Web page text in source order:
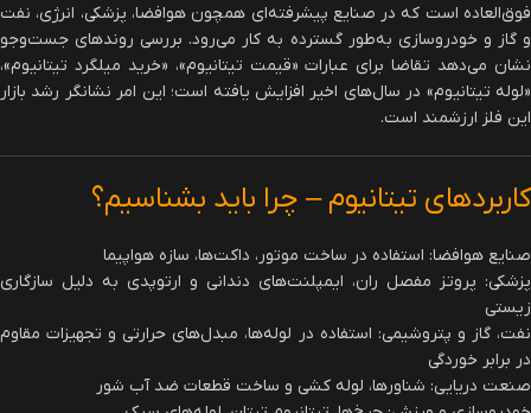
فوق‌العاده است که در صنایع پیشرفته‌ای همچون هوافضا، پزشکی، انرژی، نفت
و گاز و خودروسازی به‌طور گسترده به کار می‌رود. بررسی روندهای جست‌وجو
نشان می‌دهد تقاضا برای عبارات «قیمت تیتانیوم»، «خرید میلگرد تیتانیوم»،
«لوله تیتانیوم» در سال‌های اخیر افزایش یافته است؛ این امر نشانگر رشد بازار
این فلز ارزشمند است.
کاربردهای تیتانیوم – چرا باید بشناسیم؟
صنایع هوافضا: استفاده در ساخت موتور، داکت‌ها، سازه هواپیما
پزشکی: پروتز مفصل ران، ایمپلنت‌های دندانی و ارتوپدی به دلیل سازگاری
زیستی
نفت، گاز و پتروشیمی: استفاده در لوله‌ها، مبدل‌های حرارتی و تجهیزات مقاوم
در برابر خوردگی
صنعت دریایی: شناورها، لوله کشی و ساخت قطعات ضد آب شور